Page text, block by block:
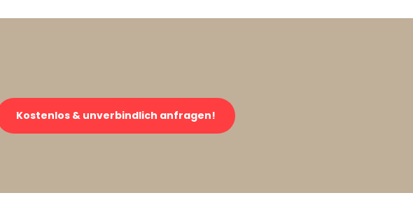
Kostenlos & unverbindlich anfragen!